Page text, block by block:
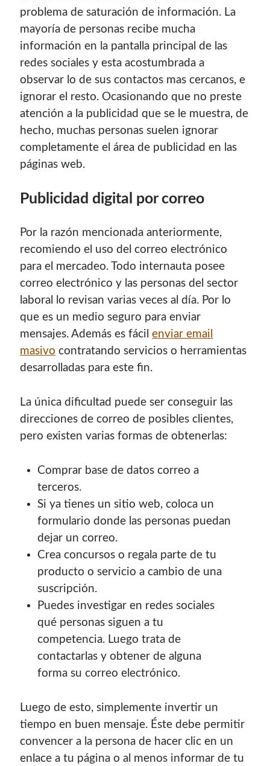
experiencias en el mundo informático en este blog.
Puedes contactarmeo leer más sobre mi
Donate
If you like this website or any of my work, consider to
give a small donation. It will help me to invest time on
Si te gusta este sitio web o mi trabajo, puedes hacer una
contenido para este sitio.
Descuentos
con el mantenimiento de este sitio:
Si deseas vender publicidad en tu propio blog o página
monetizar tu página.
Enlaces de mi sitio viejo
¿Buscas las secciones de mi antiguo sitio?
GNU/Linux
Tutoriales
Descargas
problema de saturación de información. La
mayoría de personas recibe mucha
información en la pantalla principal de las
redes sociales y esta acostumbrada a
observar lo de sus contactos mas cercanos, e
ignorar el resto. Ocasionando que no preste
atención a la publicidad que se le muestra, de
hecho, muchas personas suelen ignorar
completamente el área de publicidad en las
páginas web.
Publicidad digital por correo
Por la razón mencionada anteriormente,
recomiendo el uso del correo electrónico
para el mercadeo. Todo internauta posee
correo electrónico y las personas del sector
laboral lo revisan varias veces al día. Por lo
que es un medio seguro para enviar
mensajes. Además es fácilenviar email
masivo contratando servicios o herramientas
desarrolladas para este fin.
La única dificultad puede ser conseguir las
direcciones de correo de posibles clientes,
pero existen varias formas de obtenerlas:
Comprar base de datos correo a
terceros.
Si ya tienes un sitio web, coloca un
formulario donde las personas puedan
dejar un correo.
Crea concursos o regala parte de tu
producto o servicio a cambio de una
suscripción.
Puedes investigar en redes sociales
qué personas siguen a tu
competencia. Luego trata de
contactarlas y obtener de alguna
forma su correo electrónico.
Luego de esto, simplemente invertir un
tiempo en buen mensaje. Éste debe permitir
convencer a la persona de hacer clic en un
enlace a tu página o al menos informar de tu